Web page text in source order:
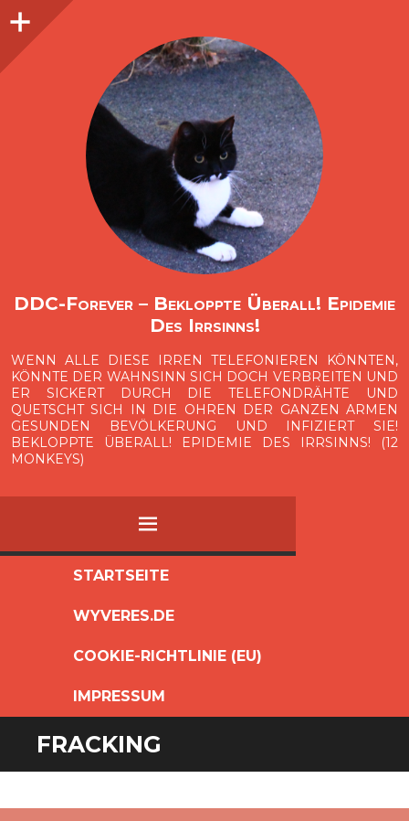
O
p
e
n
i
d
e
b
a
DDC-Forever – Bekloppte Überall! Epidemie
Des Irrsinns!
WENN ALLE DIESE IRREN TELEFONIEREN KÖNNTEN,
KÖNNTE DER WAHNSINN SICH DOCH VERBREITEN UND
ER SICKERT DURCH DIE TELEFONDRÄHTE UND
QUETSCHT SICH IN DIE OHREN DER GANZEN ARMEN
GESUNDEN BEVÖLKERUNG UND INFIZIERT SIE!
BEKLOPPTE ÜBERALL! EPIDEMIE DES IRRSINNS! (12
MONKEYS)
MENÜ
SPRINGEN
STARTSEITE
WYVERES.DE
COOKIE-RICHTLINIE (EU)
IMPRESSUM
Seitenleiste
FRACKING